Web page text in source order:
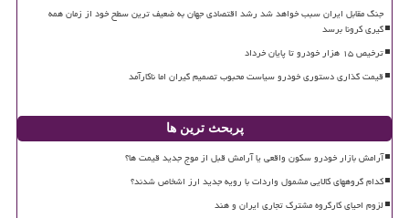
جنگ مقابل ایران سبب خواهد شد رشد اقتصادی جهان به ضعیف ترین سطح خود از زمان همه
گیری کرونا برسد
ترخیص ۱۵ هزار خودرو تا پایان خرداد
قیمت گذاری دستوری خودرو سیاست محبوب تصمیم گیران اما ناکارآمد
پربحث ترین ها
آرامش بازار خودرو سکون واقعی یا آرامش قبل از موج جدید قیمت ها؟
کدام گروههای کالایی مشمول واردات با رویه جدید ارز اشخاص شدند؟
لزوم احیای کارگروه مشترک تجاری ایران و هند